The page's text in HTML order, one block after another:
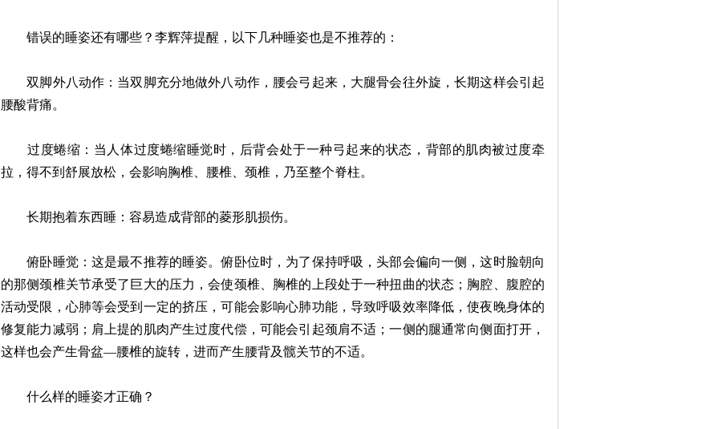
错误的睡姿还有哪些？李辉萍提醒，以下几种睡姿也是不推荐的：
双脚外八动作：当双脚充分地做外八动作，腰会弓起来，大腿骨会往外旋，长期这样会引起
腰酸背痛。
过度蜷缩：当人体过度蜷缩睡觉时，后背会处于一种弓起来的状态，背部的肌肉被过度牵
拉，得不到舒展放松，会影响胸椎、腰椎、颈椎，乃至整个脊柱。
长期抱着东西睡：容易造成背部的菱形肌损伤。
俯卧睡觉：这是最不推荐的睡姿。俯卧位时，为了保持呼吸，头部会偏向一侧，这时脸朝向
的那侧颈椎关节承受了巨大的压力，会使颈椎、胸椎的上段处于一种扭曲的状态；胸腔、腹腔的
活动受限，心肺等会受到一定的挤压，可能会影响心肺功能，导致呼吸效率降低，使夜晚身体的
修复能力减弱；肩上提的肌肉产生过度代偿，可能会引起颈肩不适；一侧的腿通常向侧面打开，
这样也会产生骨盆—腰椎的旋转，进而产生腰背及髋关节的不适。
什么样的睡姿才正确？